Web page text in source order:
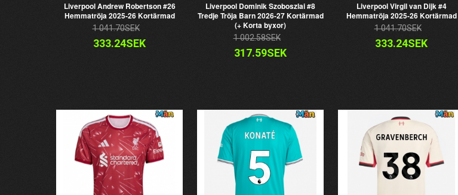
Liverpool Andrew Robertson #26
Hemmatröja 2025-26 Kortärmad
1 041.70SEK
333.24SEK
Liverpool Dominik Szoboszlai #8
Tredje Tröja Barn 2026-27 Kortärmad
(+ Korta byxor)
1 002.58SEK
317.59SEK
Liverpool Virgil van Dijk #4
Hemmatröja 2025-26 Kortärmad
1 041.70SEK
333.24SEK